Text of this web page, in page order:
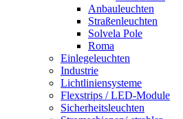
Anbauleuchten
Straßenleuchten
Solvela Pole
Roma
Einlegeleuchten
Industrie
Lichtliniensysteme
Flexstrips / LED-Module
Sicherheitsleuchten